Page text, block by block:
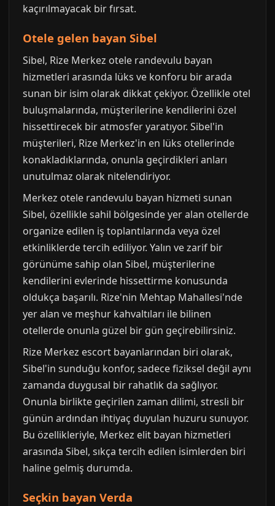
kaçırılmayacak bir fırsat.
Otele gelen bayan Sibel
Sibel, Rize Merkez otele randevulu bayan
hizmetleri arasında lüks ve konforu bir arada
sunan bir isim olarak dikkat çekiyor. Özellikle otel
buluşmalarında, müşterilerine kendilerini özel
hissettirecek bir atmosfer yaratıyor. Sibel'in
müşterileri, Rize Merkez'in en lüks otellerinde
konakladıklarında, onunla geçirdikleri anları
unutulmaz olarak nitelendiriyor.
Merkez otele randevulu bayan hizmeti sunan
Sibel, özellikle sahil bölgesinde yer alan otellerde
organize edilen iş toplantılarında veya özel
etkinliklerde tercih ediliyor. Yalın ve zarif bir
görünüme sahip olan Sibel, müşterilerine
kendilerini evlerinde hissettirme konusunda
oldukça başarılı. Rize'nin Mehtap Mahallesi'nde
yer alan ve meşhur kahvaltıları ile bilinen
otellerde onunla güzel bir gün geçirebilirsiniz.
Rize Merkez escort bayanlarından biri olarak,
Sibel'in sunduğu konfor, sadece fiziksel değil aynı
zamanda duygusal bir rahatlık da sağlıyor.
Onunla birlikte geçirilen zaman dilimi, stresli bir
günün ardından ihtiyaç duyulan huzuru sunuyor.
Bu özellikleriyle, Merkez elit bayan hizmetleri
arasında Sibel, sıkça tercih edilen isimlerden biri
haline gelmiş durumda.
Seçkin bayan Verda